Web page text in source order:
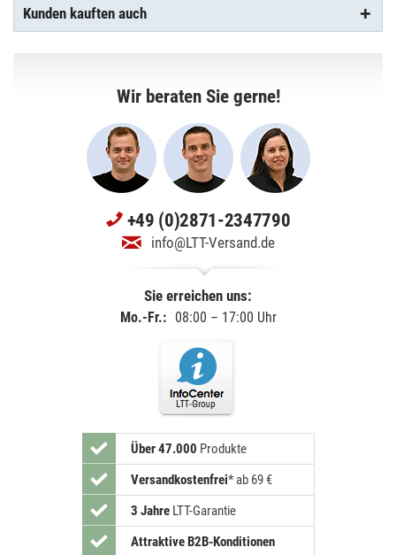
Kunden kauften auch
Wir beraten Sie gerne!
+49 (0)2871-2347790
info@LTT-Versand.de
Sie erreichen uns:
Mo.-Fr.: 08:00 – 17:00 Uhr
Über 47.000 Produkte
Versandkostenfrei* ab 69 €
3 JahreLTT-Garantie
Attraktive B2B-Konditionen